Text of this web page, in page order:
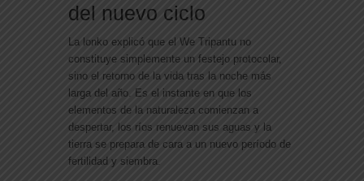
del nuevo ciclo
La lonko explicó que el We Tripantu no
constituye simplemente un festejo protocolar,
sino el retorno de la vida tras la noche más
larga del año. Es el instante en que los
elementos de la naturaleza comienzan a
despertar, los ríos renuevan sus aguas y la
tierra se prepara de cara a un nuevo período de
fertilidad y siembra.